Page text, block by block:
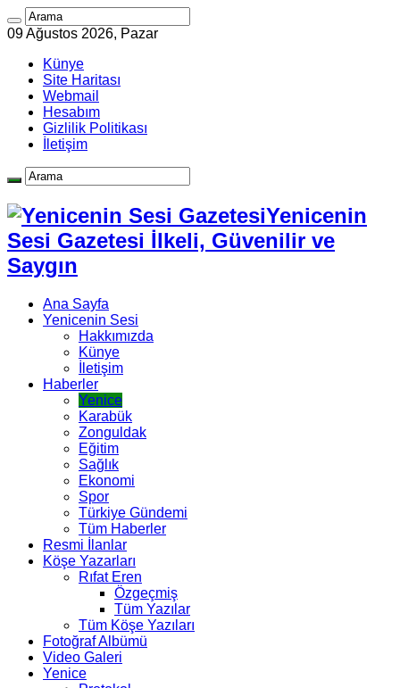
09 Ağustos 2026, Pazar
Künye
Site Haritası
Webmail
Hesabım
Gizlilik Politikası
İletişim
Yenicenin
Sesi Gazetesi İlkeli, Güvenilir ve
Saygın
Ana Sayfa
Yenicenin Sesi
Hakkımızda
Künye
İletişim
Haberler
Yenice
Karabük
Zonguldak
Eğitim
Sağlık
Ekonomi
Spor
Türkiye Gündemi
Tüm Haberler
Resmi İlanlar
Köşe Yazarları
Rıfat Eren
Özgeçmiş
Tüm Yazılar
Tüm Köşe Yazıları
Fotoğraf Albümü
Video Galeri
Yenice